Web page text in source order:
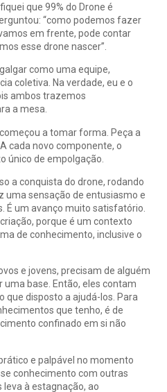
que 99% do Drone é
“como podemos fazer
em frente, pode contar
esse drone nascer”.
como uma equipe,
coletiva. Na verdade, eu e o
ambos trazemos
a mesa.
a tomar forma. Peça a
cada novo componente, o
único de empolgação.
a conquista do drone, rodando
uma sensação de entusiasmo e
É um avanço muito satisfatório.
porque é um contexto
de conhecimento, inclusive o
e jovens, precisam de alguém
base. Então, eles contam
que disposto a ajudá-los. Para
que tenho, é de
confinado em si não
e palpável no momento
conhecimento com outras
leva à estagnação, ao